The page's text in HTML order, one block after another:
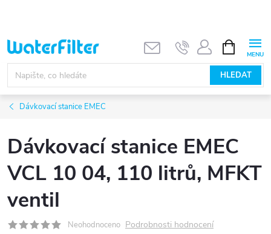
obsah
HLEDAT
NÁKUPNÍ
KOŠÍK
Dávkovací stanice EMEC
Dávkovací stanice EMEC
VCL 10 04, 110 litrů, MFKT
ventil
Neohodnoceno Podrobnosti hodnocení